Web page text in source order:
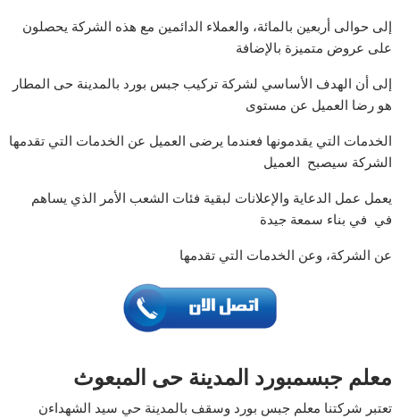
إلى حوالى أربعين بالمائة، والعملاء الدائمين مع هذه الشركة يحصلون
على عروض متميزة بالإضافة
إلى أن الهدف الأساسي لشركة تركيب جبس بورد بالمدینة حى المطار
هو رضا العميل عن مستوى
الخدمات التي يقدمونها فعندما يرضى العميل عن الخدمات التي تقدمها
الشركة سيصبح العميل
يعمل عمل الدعاية والإعلانات لبقية فئات الشعب الأمر الذي يساهم
في في بناء سمعة جيدة
عن الشركة، وعن الخدمات التي تقدمها
معلم جبسمبورد المدینة حى المبعوث
تعتبر شركتنا معلم جبس بورد وسقف بالمدینة حي سید الشھداءن